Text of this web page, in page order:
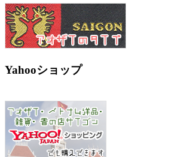
Yahooショップ